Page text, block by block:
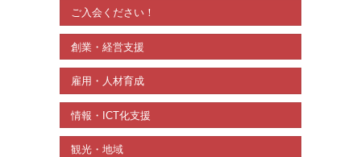
ご入会ください！
創業・経営支援
雇用・人材育成
情報・ICT化支援
観光・地域